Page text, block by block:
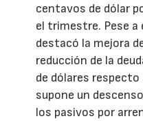
centavos de dólar
el trimestre. Pese a
destacó la mejora
reducción de la
de dólares
supone un
los pasivos por